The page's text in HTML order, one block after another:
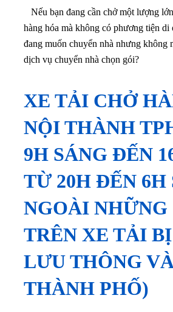
Nếu bạn đang cần chở một lượng
hàng hóa mà không có phương tiện di
đang muốn chuyển nhà nhưng không
dịch vụ chuyển nhà chọn gói?
XE TẢI CHỞ
NỘI THÀNH
9H SÁNG ĐẾN
TỪ 20H ĐẾN 6H
NGOÀI NHỮNG
TRÊN XE TẢI
LƯU THÔNG
THÀNH PHỐ)